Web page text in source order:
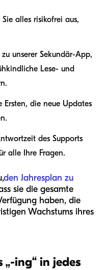
Sie alles risikofrei aus,
unserer Sekundär-App,
Lese- und
Ersten, die neue Updates
des Supports
alle Ihre Fragen.
den Jahresplan zu
sie die gesamte
haben, die
Wachstums ihres
ing“ in jedes